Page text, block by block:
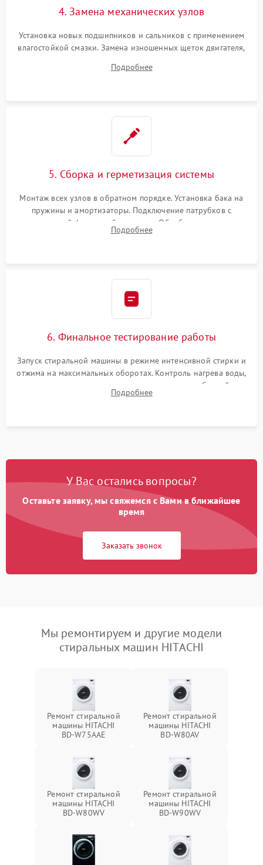
4. Замена механических узлов
Установка новых подшипников и сальников с применением
влагостойкой смазки. Замена изношенных щеток двигателя,
или поврежденной резиновой манжеты.
Подробнее
5. Сборка и герметизация системы
Монтаж всех узлов в обратном порядке. Установка бака на
пружины и амортизаторы. Подключение патрубков с
надежной фиксацией хомутами. Обработка стыков
герметиком для предотвращения возможных протечек воды.
Подробнее
6. Финальное тестирование работы
Запуск стиральной машины в режиме интенсивной стирки и
отжима на максимальных оборотах. Контроль нагрева воды,
корректности слива, отсутствия излишних вибраций,
посторонних стуков и протечек под корпусом.
Подробнее
У Вас остались вопросы?
Оставьте заявку, мы свяжемся с Вами в ближайшее
время
Заказать звонок
Мы ремонтируем и другие модели
стиральных машин HITACHI
Ремонт стиральной
машины HITACHI
BD-W75AAE
Ремонт стиральной
машины HITACHI
BD-W80AV
Ремонт стиральной
машины HITACHI
BD-W80WV
Ремонт стиральной
машины HITACHI
BD-W90WV